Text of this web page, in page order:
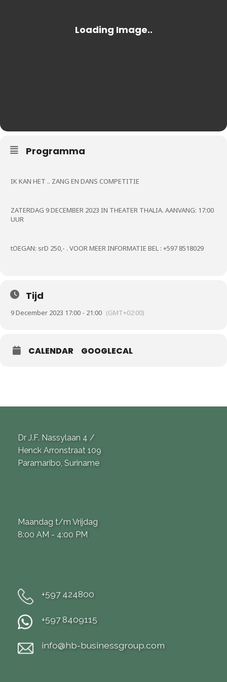
Programma
IK KAN HET .. ZANG EN DANS COMPETITIE
ZATERDAG 9 DECEMBER 2023 IN THEATER THALIA. AANVANG: 17:00
UUR
tOEGAN: srD 250,- . VOOR MEER INFORMATIE BEL : +597 8518029
Tijd
9 December 2023 17:00 - 21:00 (GMT+02:00)
CALENDAR GOOGLECAL
Dr J.F. Nassylaan 4 /
Henck Arronstraat 109
Paramaribo, Suriname
Maandag t/m Vrijdag
8:00 AM - 4:00 PM
+597 424800
+597 8409115
info@hb-businessgroup.com